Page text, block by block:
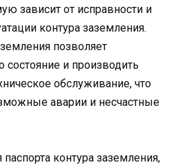
зависит от исправности и
контура заземления.
позволяет
состояние и производить
обслуживание, что
аварии и несчастные
паспорта контура заземления,